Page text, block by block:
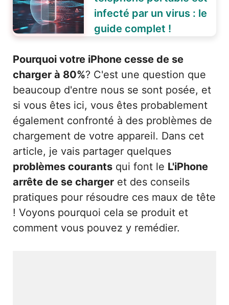
infecté par un virus : le
guide complet !
Pourquoi votre iPhone cesse de se
charger à 80%? C'est une question que
beaucoup d'entre nous se sont posée, et
si vous êtes ici, vous êtes probablement
également confronté à des problèmes de
chargement de votre appareil. Dans cet
article, je vais partager quelques
problèmes courants qui font le L'iPhone
arrête de se charger et des conseils
pratiques pour résoudre ces maux de tête
! Voyons pourquoi cela se produit et
comment vous pouvez y remédier.